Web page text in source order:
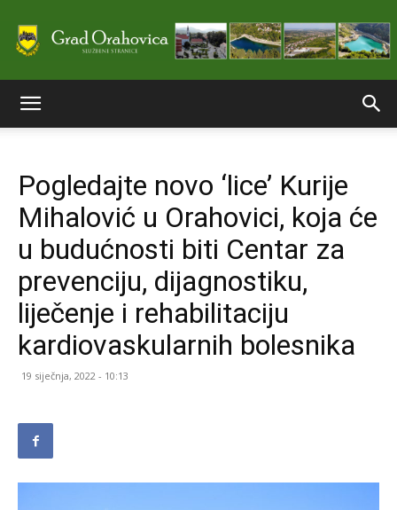
stranice
Grada
Orahovice
Pogledajte novo ‘lice’ Kurije
Mihalović u Orahovici, koja će
u budućnosti biti Centar za
prevenciju, dijagnostiku,
liječenje i rehabilitaciju
kardiovaskularnih bolesnika
19 siječnja, 2022 - 10:13